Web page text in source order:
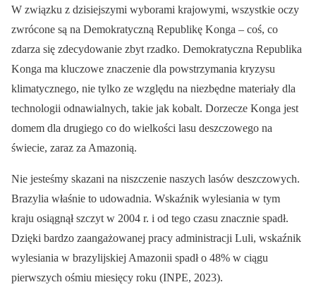
W związku z dzisiejszymi wyborami krajowymi, wszystkie oczy
zwrócone są na Demokratyczną Republikę Konga – coś, co
zdarza się zdecydowanie zbyt rzadko. Demokratyczna Republika
Konga ma kluczowe znaczenie dla powstrzymania kryzysu
klimatycznego, nie tylko ze względu na niezbędne materiały dla
technologii odnawialnych, takie jak kobalt. Dorzecze Konga jest
domem dla drugiego co do wielkości lasu deszczowego na
świecie, zaraz za Amazonią.
Nie jesteśmy skazani na niszczenie naszych lasów deszczowych.
Brazylia właśnie to udowadnia. Wskaźnik wylesiania w tym
kraju osiągnął szczyt w 2004 r. i od tego czasu znacznie spadł.
Dzięki bardzo zaangażowanej pracy administracji Luli, wskaźnik
wylesiania w brazylijskiej Amazonii spadł o 48% w ciągu
pierwszych ośmiu miesięcy roku (INPE, 2023).